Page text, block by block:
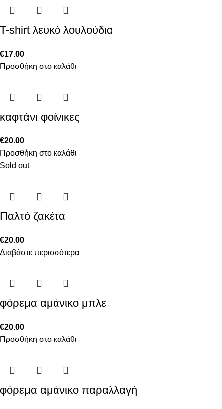
T-shirt λευκό λουλούδια
€17.00
Προσθήκη στο καλάθι
καφτάνι φοίνικες
€20.00
Προσθήκη στο καλάθι
Sold out
Παλτό ζακέτα
€20.00
Διαβάστε περισσότερα
φόρεμα αμάνικο μπλε
€20.00
Προσθήκη στο καλάθι
φόρεμα αμάνικο παραλλαγή